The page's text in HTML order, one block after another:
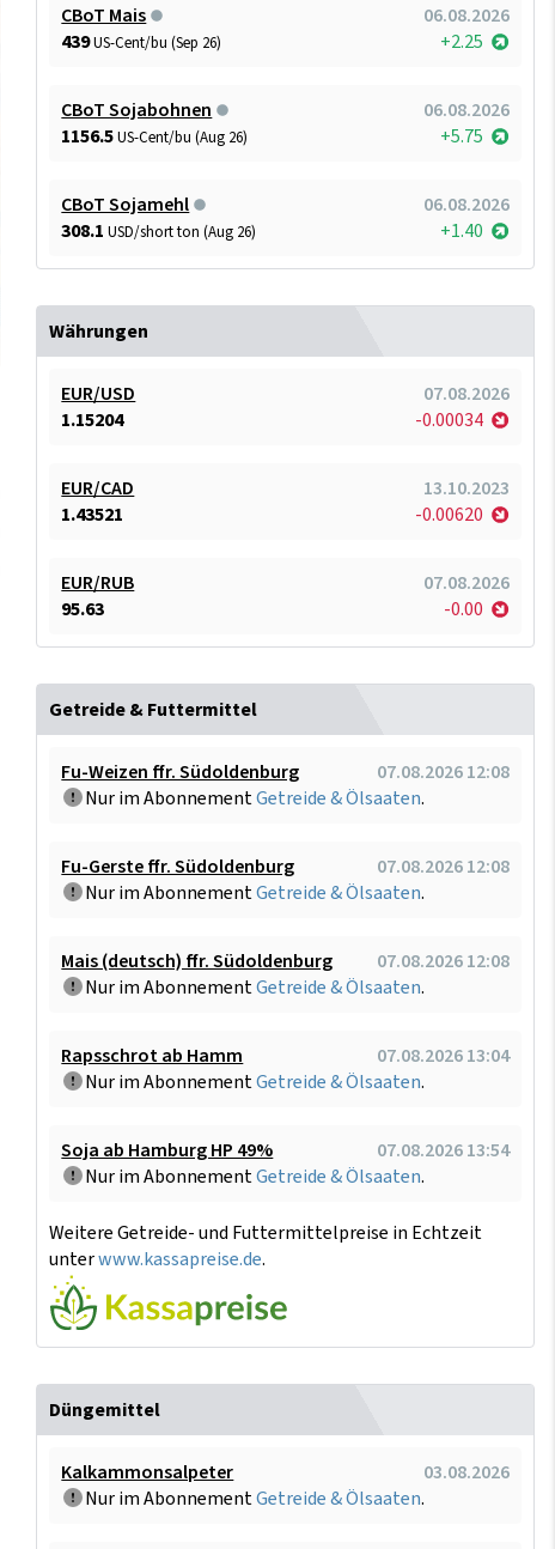
CBoT Mais
06.08.2026
439US-Cent/bu (Sep 26) +2.25
CBoT Sojabohnen
06.08.2026
1156.5US-Cent/bu (Aug 26) +5.75
CBoT Sojamehl
06.08.2026
308.1 USD/short ton (Aug 26) +1.40
Währungen
EUR/USD
07.08.2026
1.15204
-0.00034
EUR/CAD
13.10.2023
1.43521
-0.00620
EUR/RUB
07.08.2026
95.63
-0.00
Getreide & Futtermittel
Fu-Weizen ffr. Südoldenburg
07.08.2026 12:08
Nur im AbonnementGetreide & Ölsaaten.
Fu-Gerste ffr. Südoldenburg
07.08.2026 12:08
Nur im AbonnementGetreide & Ölsaaten.
Mais (deutsch) ffr. Südoldenburg
07.08.2026 12:08
Nur im AbonnementGetreide & Ölsaaten.
Rapsschrot ab Hamm
07.08.2026 13:04
Nur im AbonnementGetreide & Ölsaaten.
Soja ab Hamburg HP 49%
07.08.2026 13:54
Nur im AbonnementGetreide & Ölsaaten.
Weitere Getreide- und Futtermittelpreise in Echtzeit
unterwww.kassapreise.de.
Düngemittel
Kalkammonsalpeter
03.08.2026
Nur im AbonnementGetreide & Ölsaaten.